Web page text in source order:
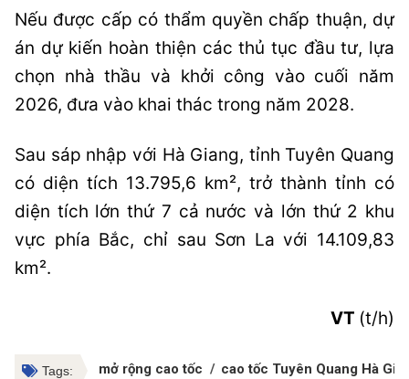
Nếu được cấp có thẩm quyền chấp thuận, dự
án dự kiến hoàn thiện các thủ tục đầu tư, lựa
chọn nhà thầu và khởi công vào cuối năm
2026, đưa vào khai thác trong năm 2028.
Sau sáp nhập với Hà Giang, tỉnh Tuyên Quang
có diện tích 13.795,6 km², trở thành tỉnh có
diện tích lớn thứ 7 cả nước và lớn thứ 2 khu
vực phía Bắc, chỉ sau Sơn La với 14.109,83
km².
VT (t/h)
Tags: mở rộng cao tốc cao tốc Tuyên Quang Hà